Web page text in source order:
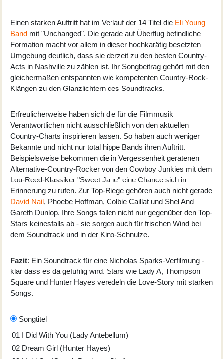
Einen starken Auftritt hat im Verlauf der 14 Titel die Eli Young
Band mit "Unchanged". Die gerade auf Überflug befindliche
Formation macht vor allem in dieser hochkarätig besetzten
Umgebung deutlich, dass sie derzeit zu den besten Country-
Acts in Nashville zu zählen ist. Ihr Songbeitrag gehört mit den
gleichermaßen entspannten wie kompetenten Country-Rock-
Klängen zu den Glanzlichtern des Soundtracks.
Erfreulicherweise haben sich die für die Filmmusik
Verantwortlichen nicht ausschließlich von den aktuellen
Country-Charts inspirieren lassen. So haben auch weniger
Bekannte und nicht nur total hippe Bands ihren Auftritt.
Beispielsweise bekommen die in Vergessenheit geratenen
Alternative-Country-Rocker von den Cowboy Junkies mit dem
Lou-Reed-Klassiker "Sweet Jane" eine Chance sich in
Erinnerung zu rufen. Zur Top-Riege gehören auch nicht gerade
David Nail, Phoebe Hoffman, Colbie Caillat und Shel And
Gareth Dunlop. Ihre Songs fallen nicht nur gegenüber den Top-
Stars keinesfalls ab - sie sorgen auch für frischen Wind bei
dem Soundtrack und in der Kino-Schnulze.
Fazit: Ein Soundtrack für eine Nicholas Sparks-Verfilmung -
klar dass es da gefühlig wird. Stars wie Lady A, Thompson
Square und Hunter Hayes veredeln die Love-Story mit starken
Songs.
Songtitel
01
I Did With You (Lady Antebellum)
02 Dream Girl (Hunter Hayes)